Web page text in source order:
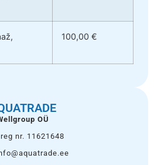
100,00 €
OÜ
reg nr. 11621648